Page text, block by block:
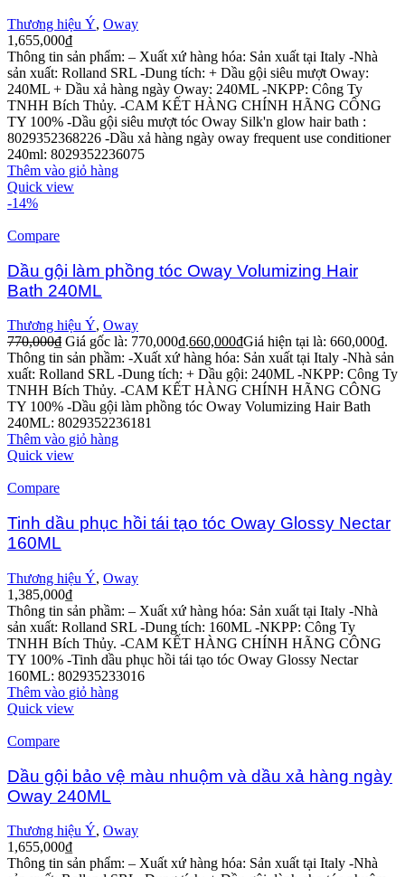
Thương hiệu Ý, Oway
1,655,000₫
Thông tin sản phẩm: – Xuất xứ hàng hóa: Sản xuất tại Italy -Nhà
sản xuất: Rolland SRL -Dung tích: + Dầu gội siêu mượt Oway:
240ML + Dầu xả hàng ngày Oway: 240ML -NKPP: Công Ty
TNHH Bích Thủy. -CAM KẾT HÀNG CHÍNH HÃNG CÔNG
TY 100% -Dầu gội siêu mượt tóc Oway Silk'n glow hair bath :
8029352368226 -Dầu xả hàng ngày oway frequent use conditioner
240ml: 8029352236075
Thêm vào giỏ hàng
Quick view
-14%
Compare
Dầu gội làm phồng tóc Oway Volumizing Hair
Bath 240ML
Thương hiệu Ý, Oway
770,000₫ Giá gốc là: 770,000₫.660,000₫Giá hiện tại là: 660,000₫.
Thông tin sản phầm: -Xuất xứ hàng hóa: Sản xuất tại Italy -Nhà sản
xuất: Rolland SRL -Dung tích: + Dầu gội: 240ML -NKPP: Công Ty
TNHH Bích Thủy. -CAM KẾT HÀNG CHÍNH HÃNG CÔNG
TY 100% -Dầu gội làm phồng tóc Oway Volumizing Hair Bath
240ML: 8029352236181
Thêm vào giỏ hàng
Quick view
Compare
Tinh dầu phục hồi tái tạo tóc Oway Glossy Nectar
160ML
Thương hiệu Ý, Oway
1,385,000₫
Thông tin sản phầm: – Xuất xứ hàng hóa: Sản xuất tại Italy -Nhà
sản xuất: Rolland SRL -Dung tích: 160ML -NKPP: Công Ty
TNHH Bích Thủy. -CAM KẾT HÀNG CHÍNH HÃNG CÔNG
TY 100% -Tinh dầu phục hồi tái tạo tóc Oway Glossy Nectar
160ML: 802935233016
Thêm vào giỏ hàng
Quick view
Compare
Dầu gội bảo vệ màu nhuộm và dầu xả hàng ngày
Oway 240ML
Thương hiệu Ý, Oway
1,655,000₫
Thông tin sản phẩm: – Xuất xứ hàng hóa: Sản xuất tại Italy -Nhà